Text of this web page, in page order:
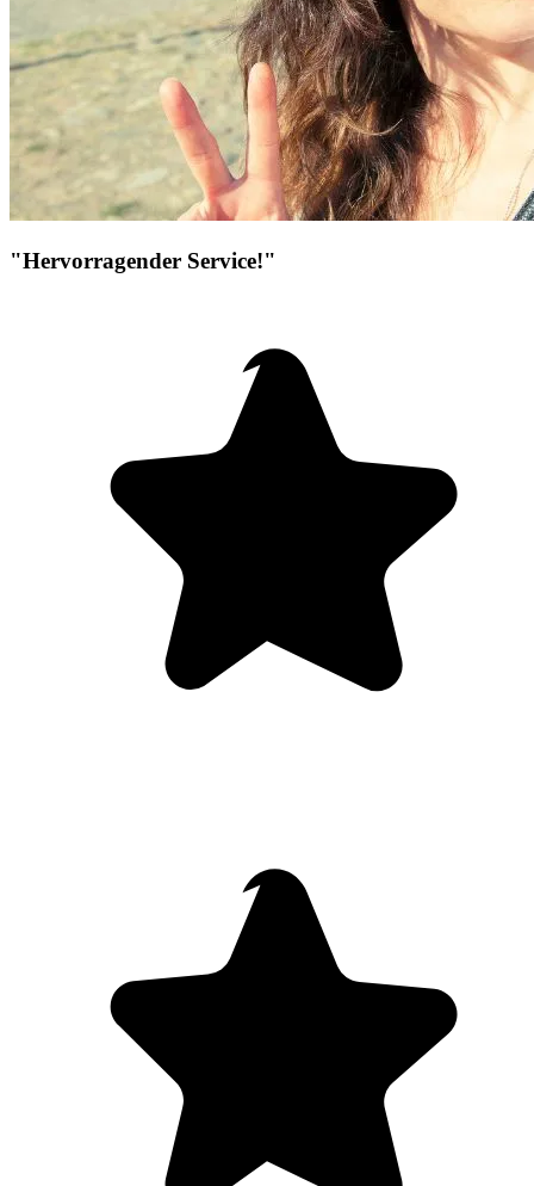
"Hervorragender Service!"